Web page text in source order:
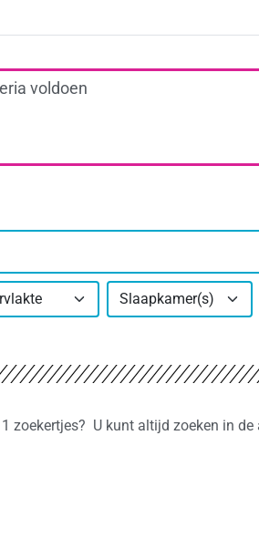
voldoen
Slaapkamer(s)
zoekertjes? U kunt altijd zoeken in de